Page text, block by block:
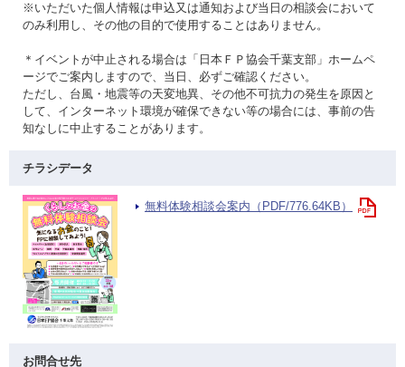
※いただいた個人情報は申込又は通知および当日の相談会において
のみ利用し、その他の目的で使用することはありません。
＊イベントが中止される場合は「日本ＦＰ協会千葉支部」ホームペ
ージでご案内しますので、当日、必ずご確認ください。
ただし、台風・地震等の天変地異、その他不可抗力の発生を原因と
して、インターネット環境が確保できない等の場合には、事前の告
知なしに中止することがあります。
チラシデータ
無料体験相談会案内（PDF/776.64KB）
お問合せ先